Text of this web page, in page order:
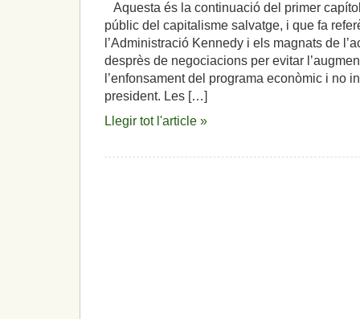
com
odio
a
aquests
fills
de
Aquesta és la continuació del primer
públic del capitalisme salvatge, i que fa
l’Administració Kennedy i els magnats de
desprès de negociacions per evitar
l’enfonsament del programa econòmic i no
president. Les […]
Llegir tot l'article »